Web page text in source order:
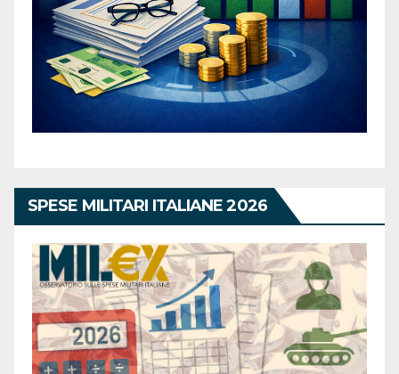
SPESE MILITARI ITALIANE 2026